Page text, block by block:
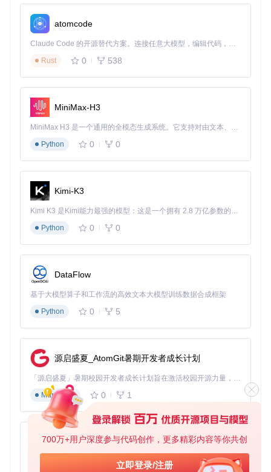
700万+用户深度参与代码创作，更多精彩内容等你共创
立即登录/注册
零基础部署指南：从环境搭建到任务运行
克隆项目仓库并进入工作目录：
cd
安装核心依赖：
ADB环境配置
下载并安装Android Debug Bridge(ADB)工具
在Android设备上开启开发者选项和USB调试模式
连接设备并验证ADB连接：
安装ADB键盘输入法并设置为默认输入法
运行自动化任务
以Mobile-Agent-v3为例，执行以下命令启动自动化任务：
python run_mobileagentv3.py \
常见问题解决
设备连接问题 ：确保ADB路径正确，设备已开启USB调试并授
权电脑访问。可尝试重启ADB服务：
atomcode
Claude Code 的开源替代方案。连接任意大模型，编辑代码，运行命令，自动验证 — 全自动执行。用 Rust 构建，极致性能。 ｜ An open-source alternative to Claude Code. Connect any LLM, edit code, run commands, and verify changes — autonomously. Built in Rust for speed. Get Started
Rust
0 538
MiniMax-H3
MiniMax H3 是一个通用的全模态生成系统。它支持对由文本、图像、视频和音频组成的多模态上下文进行统一理解，并能生成分辨率高达 2K、时长可达 15 秒的带原生立体声音频的视频。得益于面向任务泛化的系统设计，H3 在预训练阶段就已具备广泛的多模态上下文理解与生成能力，能够出色地执行复杂的多模态指令。
Python
0 0
Kimi-K3
Kimi K3 是Kimi能力最强的模型：这是一个拥有 2.8 万亿参数的混合专家（MoE）模型，具备原生视觉理解能力，并支持 100 万 token 的上下文窗口。
Python
0 0
DataFlow
基于大模型算子和工作流的高效文本大模型训练数据合成框架
Python
0 5
源启盛夏_AtomGit暑期开发者成长计划
「源启盛夏」暑期校园开发者成长计划旨在激活校园开源力量，通过积分激励、认证扶持、资源倾斜等形式，引导高校组织和开发者完成「入驻 — 建项目 — 做贡献 — 获认证 — 得资源」的完整闭环。无论你是想带领社团入驻平台的组织者，还是希望用代码贡献证明自己的开发者，都能在这里找到属于你的成长路径。
Markdown
0 1
py-xiaozhi
基于Python的Xiaozhi AI，适用于想要完整Xiaozhi体验而无需拥有专用硬件的用户。